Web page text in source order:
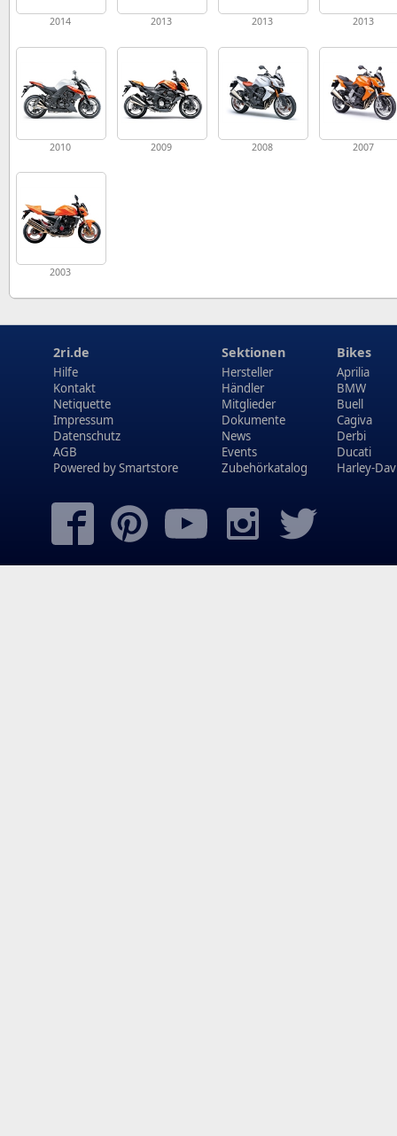
2014 2013 2013 2013
2010 2009 2008 2007
2003
2ri.de
Hilfe
Kontakt
Netiquette
Impressum
Datenschutz
AGB
Powered bySmartstore
Sektionen
Hersteller
Händler
Mitglieder
Dokumente
News
Events
Zubehörkatalog
Bikes
Aprilia
BMW
Buell
Cagiva
Derbi
Ducati
Harley-